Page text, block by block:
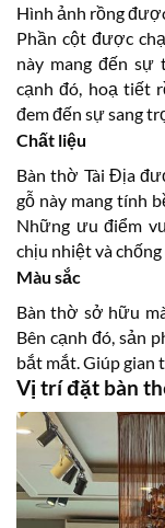
Hình ảnh rồng
Phần cột được
này mang đến sự
cạnh đó, hoạ tiết
đem đến sự sang
Chất liệu
Bàn thờ Tài Địa
gỗ này mang tính
Những ưu điểm
chịu nhiệt và
Màu sắc
Bàn thờ sở hữu
Bên cạnh đó, sản
bắt mắt. Giúp gian
Vị trí đặt bàn